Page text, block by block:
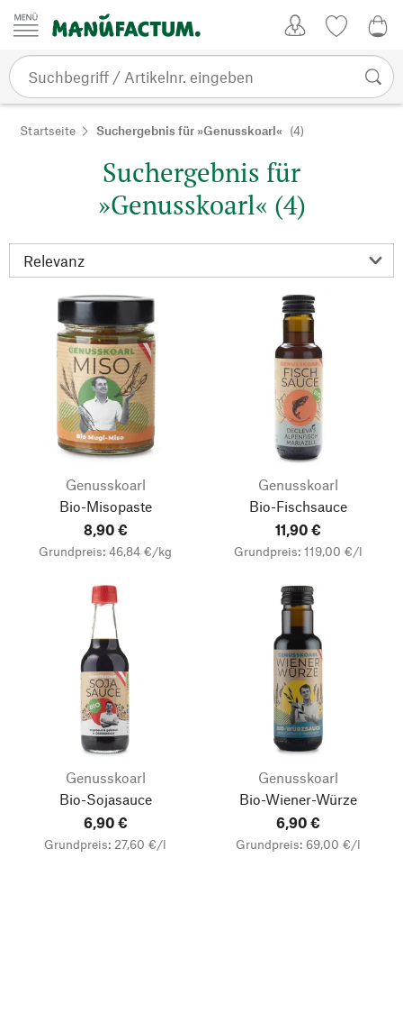
Zum Inhalt springen
Startseite Suchergebnis für »Genusskoarl« (4)
Suchergebnis für
»Genusskoarl« (4)
Genusskoarl
Bio-Misopaste
8,90 €
Grundpreis: 46,84 €/kg
Genusskoarl
Bio-Fischsauce
11,90 €
Grundpreis: 119,00 €/l
Genusskoarl
Bio-Sojasauce
6,90 €
Grundpreis: 27,60 €/l
Genusskoarl
Bio-Wiener-Würze
6,90 €
Grundpreis: 69,00 €/l